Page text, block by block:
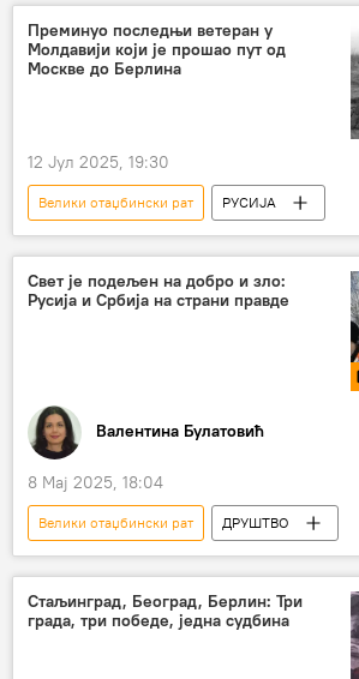
геноцид
СССР
нацистички злочини
Преминуо последњи ветеран у
Молдавији који је прошао пут од
Москве до Берлина
12 Јул 2025, 19:30
Велики отаџбински рат
РУСИЈА
Молдавија
Други светски рат
ветерани
преминуо
Свет је подељен на добро и зло:
Русија и Србија на страни правде
Валентина Булатовић
8 Мај 2025, 18:04
Велики отаџбински рат
ДРУШТВО
Србија
Русија
9. мај (Дан победе на фашизмом)
Бесмртни пук
опсада Лењинграда
Стаљинград, Београд, Берлин: Три
града, три победе, једна судбина